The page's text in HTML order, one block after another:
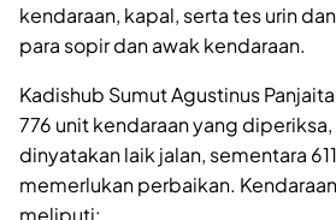
kendaraan, kapal, serta tes urin
para sopir dan awak kendaraan.
Kadishub Sumut Agustinus
776 unit kendaraan yang
dinyatakan laik jalan, sementara
memerlukan perbaikan.
meliputi: